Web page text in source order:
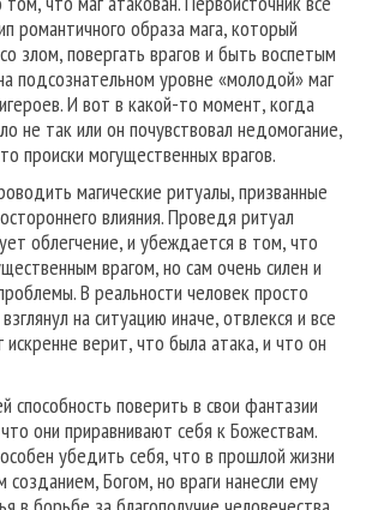
романтичного образа мага, который
злом, повергать врагов и быть воспетым
подсознательном уровне «молодой» маг
И вот в какой-то момент, когда
не так или он почувствовал недомогание,
происки могущественных врагов.
магические ритуалы, призванные
влияния. Проведя ритуал
облегчение, и убеждается в том, что
врагом, но сам очень силен и
В реальности человек просто
на ситуацию иначе, отвлекся и все
искренне верит, что была атака, и что он
способность поверить в свои фантазии
они приравнивают себя к Божествам.
убедить себя, что в прошлой жизни
Богом, но враги нанесли ему